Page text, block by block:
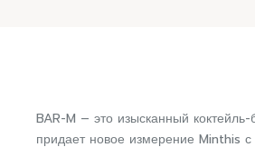
BAR-M – это изысканный
придает новое измерение Minthis